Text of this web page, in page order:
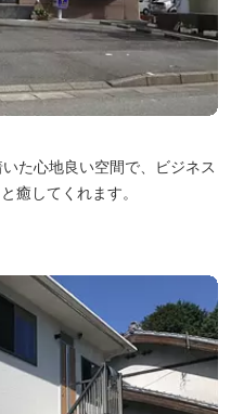
た心地良い空間で、ビジネス
癒してくれます。